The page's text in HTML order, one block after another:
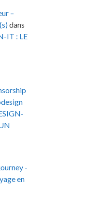
–
dans
IT : LE
-
en